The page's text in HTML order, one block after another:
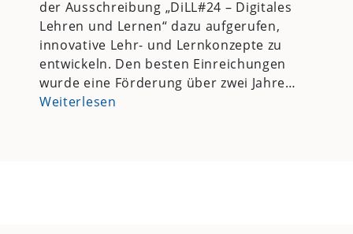
der Ausschreibung „DiLL#24 – Digitales
Lehren und Lernen“ dazu aufgerufen,
innovative Lehr- und Lernkonzepte zu
entwickeln. Den besten Einreichungen
wurde eine Förderung über zwei Jahre…
Weiterlesen